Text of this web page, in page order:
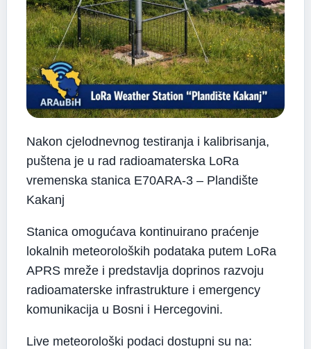
Nakon cjelodnevnog testiranja i kalibrisanja,
puštena je u rad radioamaterska LoRa
vremenska stanica E70ARA-3 – Plandište
Kakanj
Stanica omogućava kontinuirano praćenje
lokalnih meteoroloških podataka putem LoRa
APRS mreže i predstavlja doprinos razvoju
radioamaterske infrastrukture i emergency
komunikacija u Bosni i Hercegovini.
Live meteorološki podaci dostupni su na: